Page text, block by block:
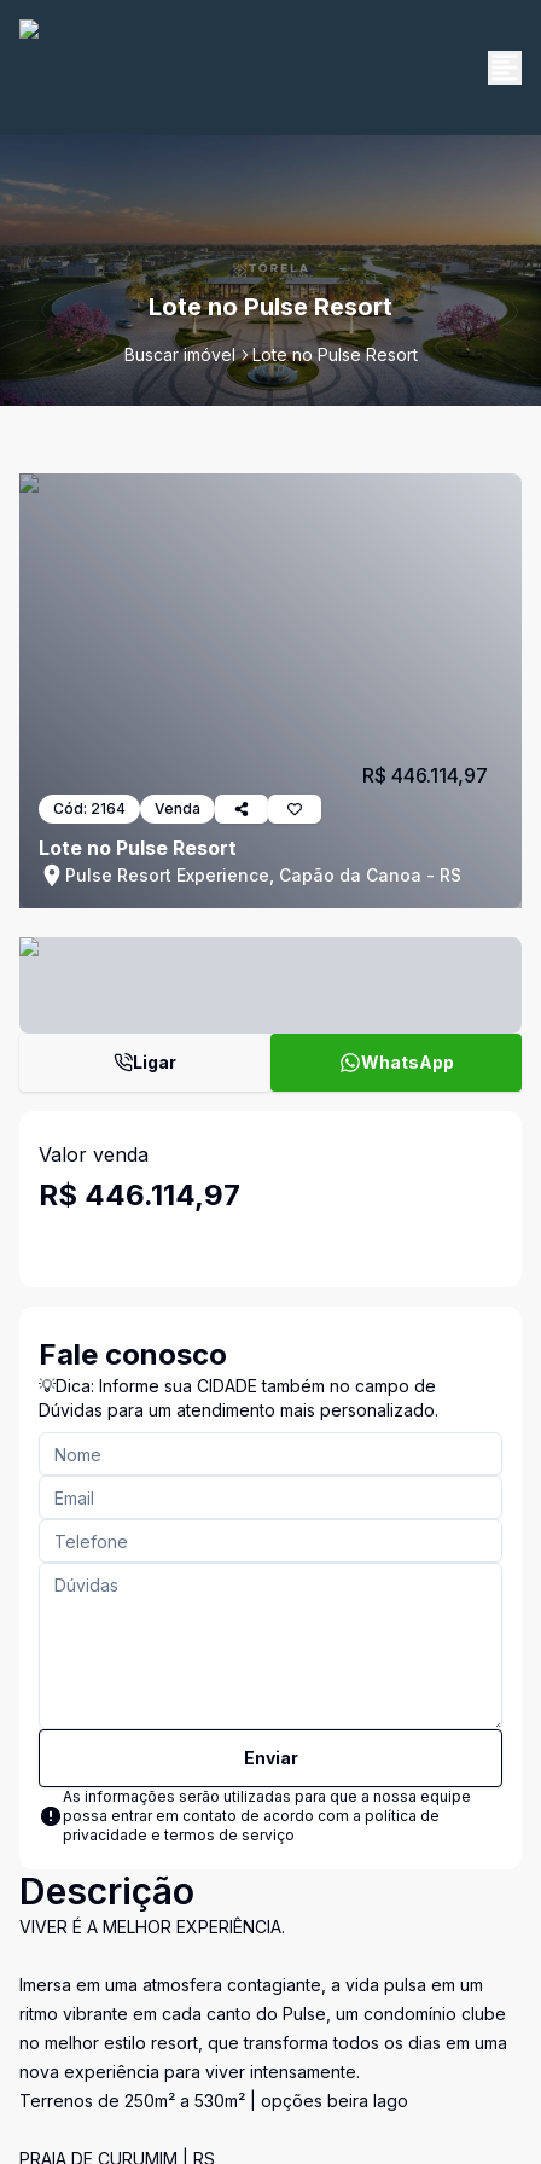
Lote no Pulse Resort
Buscar imóvel Lote no Pulse Resort
Cód: 2164 Venda
Lote no Pulse Resort
Pulse Resort Experience, Capão da Canoa - RS
R$ 446.114,97
Ligar WhatsApp
Valor venda
R$ 446.114,97
Fale conosco
💡Dica: Informe sua CIDADE também no campo de
Dúvidas para um atendimento mais personalizado.
Enviar
As informações serão utilizadas para que a nossa equipe
possa entrar em contato de acordo com a política de
privacidade e termos de serviço
Descrição
VIVER É A MELHOR EXPERIÊNCIA.
Imersa em uma atmosfera contagiante, a vida pulsa em um
ritmo vibrante em cada canto do Pulse, um condomínio clube
no melhor estilo resort, que transforma todos os dias em uma
nova experiência para viver intensamente.
Terrenos de 250m² a 530m² | opções beira lago
PRAIA DE CURUMIM | RS